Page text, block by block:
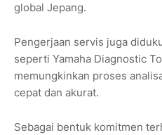
global Jepang.
Pengerjaan servis juga
seperti Yamaha Diagnostic
memungkinkan proses
cepat dan akurat.
Sebagai bentuk komitmen